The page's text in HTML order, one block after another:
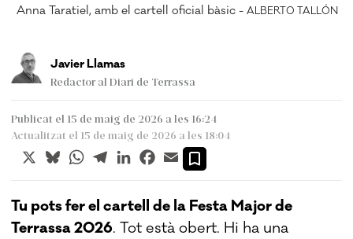
Anna Taratiel, amb el cartell oficial bàsic -ALBERTO TALLÓN
Javier Llamas
Redactor al Diari de Terrassa
Publicat el 15 de maig de 2026 a les 16:24
Actualitzat el 15 de maig de 2026 a les 18:04
X BlueskyWhatsApp
TelegramLinkedInFacebook
Email
Tu pots fer el cartell de la Festa Major de
Terrassa 2026. Tot està obert. Hi ha una